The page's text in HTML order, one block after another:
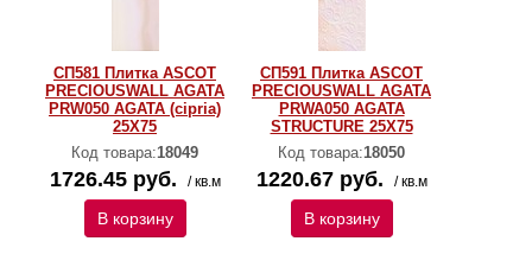
СП581 Плитка ASCOT
PRECIOUSWALL AGATA
PRW050 AGATA (cipria)
25X75
Код товара:18049
1726.45 руб. / кв.м
В корзину
СП591 Плитка ASCOT
PRECIOUSWALL AGATA
PRWA050 AGATA
STRUCTURE 25X75
Код товара:18050
1220.67 руб. / кв.м
В корзину